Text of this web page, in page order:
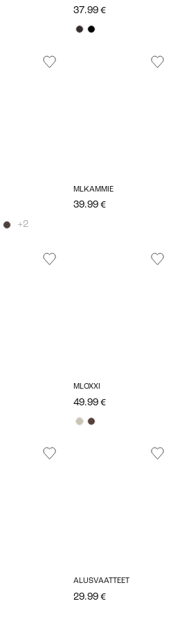
37.99 €
+2
MLKAMMIE
39.99 €
MLOXXI
49.99 €
ALUSVAATTEET
29.99 €